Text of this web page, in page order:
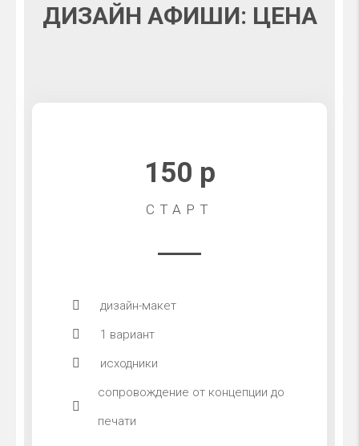
ДИЗАЙН АФИШИ: ЦЕНА
150 р
СТАРТ
дизайн-макет
1 вариант
исходники
сопровождение от концепции до
печати